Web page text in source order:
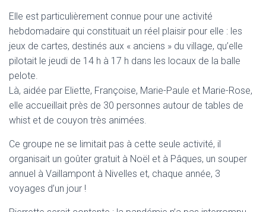
Elle est particulièrement connue pour une activité
hebdomadaire qui constituait un réel plaisir pour elle : les
jeux de cartes, destinés aux « anciens » du village, qu’elle
pilotait le jeudi de 14 h à 17 h dans les locaux de la balle
pelote.
Là, aidée par Eliette, Françoise, Marie-Paule et Marie-Rose,
elle accueillait près de 30 personnes autour de tables de
whist et de couyon très animées.
Ce groupe ne se limitait pas à cette seule activité, il
organisait un goûter gratuit à Noël et à Pâques, un souper
annuel à Vaillampont à Nivelles et, chaque année, 3
voyages d’un jour !